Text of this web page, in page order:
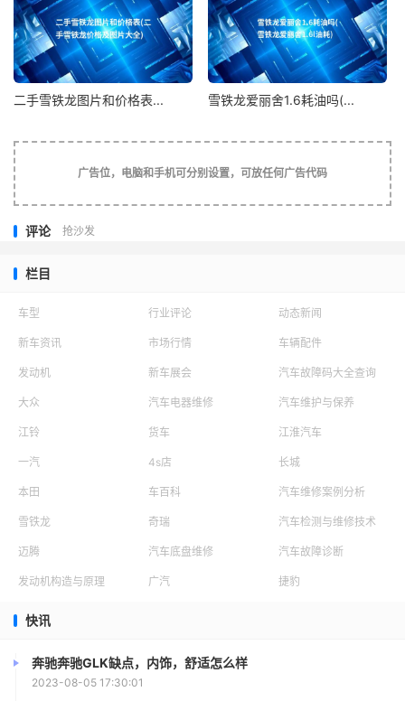
2008年的雪铁龙爱丽舍综合路况下的燃油消耗量在百
公里7升到8升左右，还是非常省油的。
爱丽舍车型在国内的生产量是比较大的，作为老三样之
一，这个车型在国内的口碑一直都是非常的不错，而且耐用
了经济实用的风格。
5. 雪铁龙爱丽舍08年空调滤芯安装视频在哪里
1、最先必须提早网上选购一个FM数据信号信号发射
2、把FM信号器插在汽车点烟器上，这时汽车点烟器会
3、用手机手机蓝牙FM信号器，接着把车子录音机调节
到FM信号器使用说明中规定的频道栏目；
4、开启音乐手机软件开展播放视频，这时车子音箱便
会播放视频手机上中的音乐了。
2009年的雪铁龙爱丽舍车型，目前在二手市场上的价
格大约在2万元左右，价格不贵，性价比还是很高的。
徐铁龙还给舍车行使徐子龙公司推出的一款经济型的家
型的配置并不是特别的丰富，所以二手市场上并不是保值率
太高的车型，09年的爱丽舍车型已经使用了12年的时间，
二手雪铁龙图片和价格表... 雪铁龙爱丽舍1.6耗油吗(...
广告位，电脑和手机可分别设置，可放任何广告代码
评论 抢沙发
栏目
车型 行业评论 动态新闻
新车资讯 市场行情 车辆配件
发动机 新车展会 汽车故障码大全查询
大众 汽车电器维修 汽车维护与保养
江铃 货车 江淮汽车
一汽 4s店 长城
本田 车百科 汽车维修案例分析
雪铁龙 奇瑞 汽车检测与维修技术
迈腾 汽车底盘维修 汽车故障诊断
发动机构造与原理 广汽 捷豹
快讯
奔驰奔驰GLK缺点，内饰，舒适怎么样
2023-08-05 17:30:01